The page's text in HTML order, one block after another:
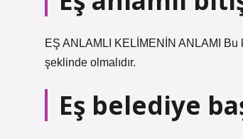
EŞ ANLAMLI KELİMENİN ANLAMI Bu
şeklinde olmalıdır.
Eş belediye